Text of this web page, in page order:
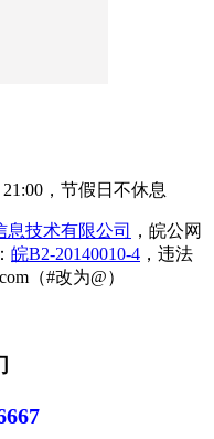
，节假日不休息
息技术有限公司
，皖公网
皖B2-20140010-4 ，违法
（#改为@）